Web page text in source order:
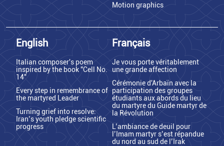
Motion graphics
English
Italian composer's poem
inspired by the book "Cell No.
14"
Every step in remembrance of
the martyred Leader
Turning grief into resolve:
Iran’s youth pledge scientific
progress
Français
Je vous porte véritablement
une grande affection
Cérémonie d'Arbaïn avec la
participation des groupes
étudiants aux abords du lieu
du martyre du Guide martyr de
la Révolution
L’ambiance de deuil pour
l’Imam martyr s’est répandue
du nord au sud de l’Irak